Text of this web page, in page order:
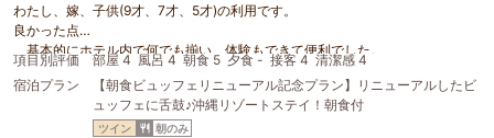
わたし、嫁、子供(9才、7才、5才)の利用です。
良かった点
基本的にホテル内で何でも揃い、体験もできて便利でした。
売店(基本的な土産は揃ってる)
シーサ絵付け体験、アクセサリー作り体験。
いずれも複数種類から選べ、シーサもアクセサリーも子供達は夢中に作って
項目別評価 部屋 4 風呂 4 朝食 5 夕食 - 接客 4 清潔感 4
宿泊プラン
【朝食ビュッフェリニューアル記念プラン】リニューアルしたビ
ュッフェに舌鼓♪沖縄リゾートステイ！朝食付
ツイン 朝のみ